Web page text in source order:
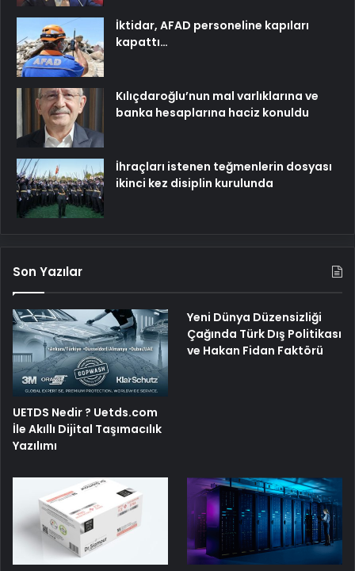
İktidar, AFAD personeline kapıları
kapattı…
Kılıçdaroğlu’nun mal varlıklarına ve
banka hesaplarına haciz konuldu
İhraçları istenen teğmenlerin dosyası
ikinci kez disiplin kurulunda
Son Yazılar
UETDS Nedir ? Uetds.com
İle Akıllı Dijital Taşımacılık
Yazılımı
Yeni Dünya Düzensizliği
Çağında Türk Dış Politikası
ve Hakan Fidan Faktörü